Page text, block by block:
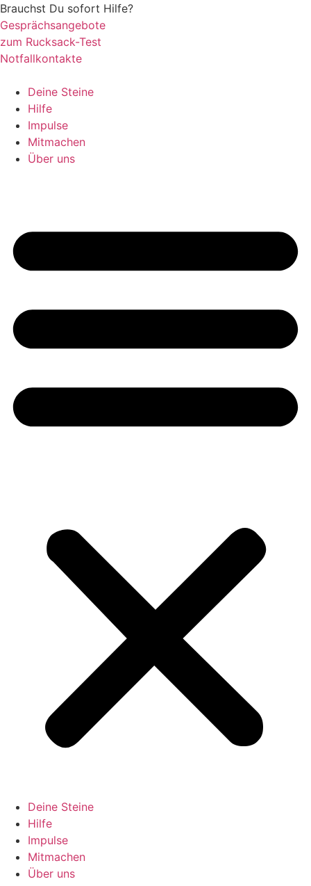
Zum
Inhalt
springen
Brauchst Du sofort Hilfe?
Gesprächsangebote
zum Rucksack-Test
Notfallkontakte
Deine Steine
Hilfe
Impulse
Mitmachen
Über uns
Deine Steine
Hilfe
Impulse
Mitmachen
Über uns